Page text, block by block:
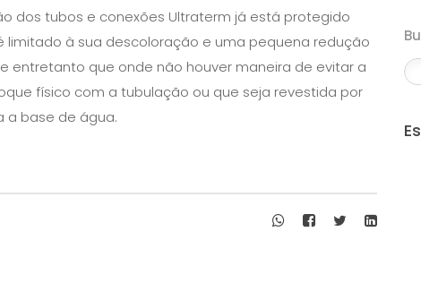
dos tubos e conexões Ultraterm já está protegido
limitado à sua descoloração e uma pequena redução
entretanto que onde não houver maneira de evitar a
físico com a tubulação ou que seja revestida por
a base de água.